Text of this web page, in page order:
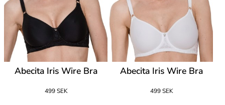
Abecita Iris Wire Bra
499 SEK
Abecita Iris Wire Bra
499 SEK